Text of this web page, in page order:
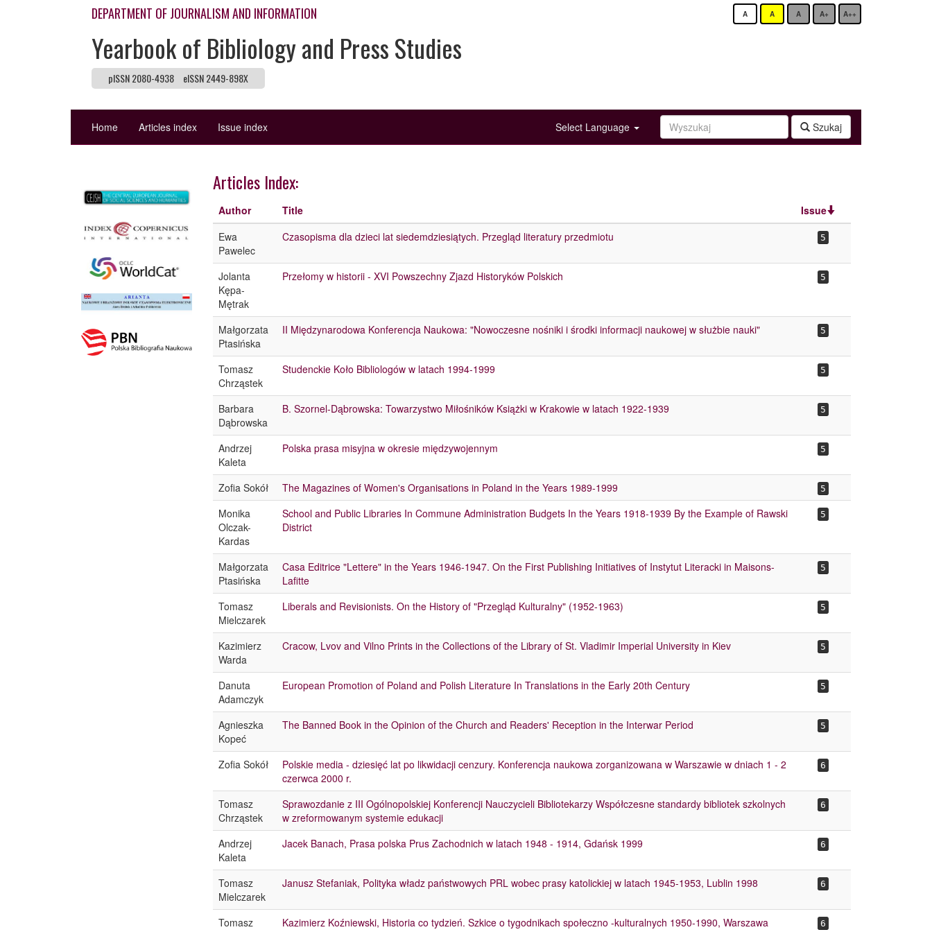
DEPARTMENT OF JOURNALISM AND INFORMATION
Yearbook of Bibliology and Press Studies
pISSN 2080-4938 eISSN 2449-898X
A A A A+ A++
Home Articles index Issue index Szukaj
Select Language
Articles Index:
Author Title
Issue
Ewa
Pawelec
Czasopisma dla dzieci lat siedemdziesiątych. Przegląd literatury przedmiotu 5
Jolanta
Kępa-
Mętrak
Przełomy w historii - XVI Powszechny Zjazd Historyków Polskich 5
Małgorzata
Ptasińska
II Międzynarodowa Konferencja Naukowa: "Nowoczesne nośniki i środki informacji naukowej w służbie nauki" 5
Tomasz
Chrząstek
Studenckie Koło Bibliologów w latach 1994-1999 5
Barbara
Dąbrowska
B. Szornel-Dąbrowska: Towarzystwo Miłośników Książki w Krakowie w latach 1922-1939 5
Andrzej
Kaleta
Polska prasa misyjna w okresie międzywojennym 5
Zofia Sokół The Magazines of Women's Organisations in Poland in the Years 1989-1999 5
Monika
Olczak-
Kardas
School and Public Libraries In Commune Administration Budgets In the Years 1918-1939 By the Example of Rawski
District
5
Małgorzata
Ptasińska
Casa Editrice "Lettere" in the Years 1946-1947. On the First Publishing Initiatives of Instytut Literacki in Maisons-
Lafitte
5
Tomasz
Mielczarek
Liberals and Revisionists. On the History of "Przegląd Kulturalny" (1952-1963) 5
Kazimierz
Warda
Cracow, Lvov and Vilno Prints in the Collections of the Library of St. Vladimir Imperial University in Kiev 5
Danuta
Adamczyk
European Promotion of Poland and Polish Literature In Translations in the Early 20th Century 5
Agnieszka
Kopeć
The Banned Book in the Opinion of the Church and Readers' Reception in the Interwar Period 5
Zofia Sokół
Polskie media - dziesięć lat po likwidacji cenzury. Konferencja naukowa zorganizowana w Warszawie w dniach 1 - 2
czerwca 2000 r.
6
Tomasz
Chrząstek
Sprawozdanie z III Ogólnopolskiej Konferencji Nauczycieli Bibliotekarzy Współczesne standardy bibliotek szkolnych
w zreformowanym systemie edukacji
6
Andrzej
Kaleta
Jacek Banach, Prasa polska Prus Zachodnich w latach 1948 - 1914, Gdańsk 1999 6
Tomasz
Mielczarek
Janusz Stefaniak, Polityka władz państwowych PRL wobec prasy katolickiej w latach 1945-1953, Lublin 1998 6
Tomasz
Kazimierz Koźniewski, Historia co tydzień. Szkice o tygodnikach społeczno -kulturalnych 1950-1990, Warszawa
6